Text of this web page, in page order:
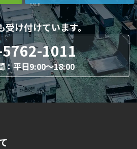
SALE
受け付けています。
1011
：平日9:00〜18:00